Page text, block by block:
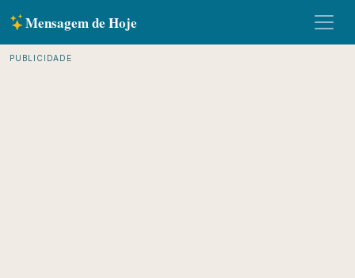
Mensagem de Hoje
PUBLICIDADE